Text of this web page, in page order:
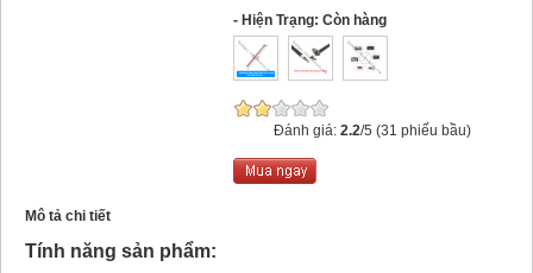
- Hiện Trạng: Còn hàng
Đánh giá:2.2/5 (31 phiếu bầu)
Mô tả chi tiết
Tính năng sản phẩm: